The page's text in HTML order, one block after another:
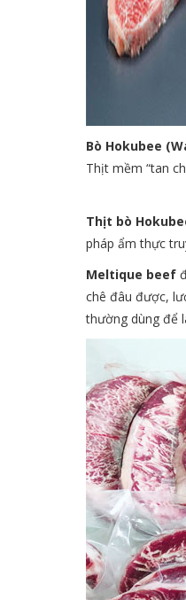
Bò Hokubee
Thịt mềm “tan
Thịt bò
pháp ẩm thực
Meltique beef
chê đâu được,
thường dùng để